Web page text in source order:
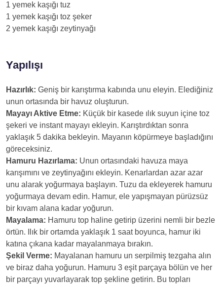
1 yemek kaşığı tuz
1 yemek kaşığı toz şeker
2 yemek kaşığı zeytinyağı
Yapılışı
Hazırlık: Geniş bir karıştırma kabında unu eleyin. Elediğiniz
unun ortasında bir havuz oluşturun.
Mayayı Aktive Etme: Küçük bir kasede ılık suyun içine toz
şekeri ve instant mayayı ekleyin. Karıştırdıktan sonra
yaklaşık 5 dakika bekleyin. Mayanın köpürmeye başladığını
göreceksiniz.
Hamuru Hazırlama: Unun ortasındaki havuza maya
karışımını ve zeytinyağını ekleyin. Kenarlardan azar azar
unu alarak yoğurmaya başlayın. Tuzu da ekleyerek hamuru
yoğurmaya devam edin. Hamur, ele yapışmayan pürüzsüz
bir kıvam alana kadar yoğurun.
Mayalama: Hamuru top haline getirip üzerini nemli bir bezle
örtün. Ilık bir ortamda yaklaşık 1 saat boyunca, hamur iki
katına çıkana kadar mayalanmaya bırakın.
Şekil Verme: Mayalanan hamuru un serpilmiş tezgaha alın
ve biraz daha yoğurun. Hamuru 3 eşit parçaya bölün ve her
bir parçayı yuvarlayarak top şekline getirin. Bu topları